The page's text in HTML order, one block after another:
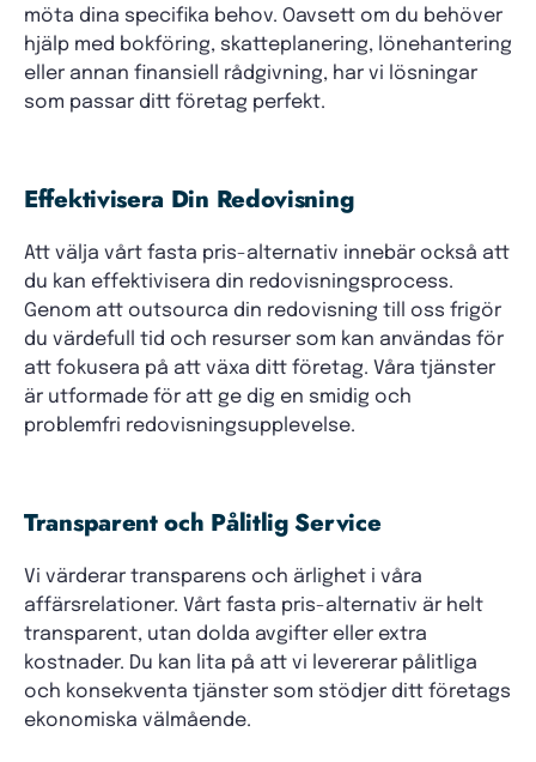
möta dina specifika behov. Oavsett om du behöver
hjälp med bokföring, skatteplanering, lönehantering
eller annan finansiell rådgivning, har vi lösningar
som passar ditt företag perfekt.
Effektivisera Din Redovisning
Att välja vårt fasta pris-alternativ innebär också att
du kan effektivisera din redovisningsprocess.
Genom att outsourca din redovisning till oss frigör
du värdefull tid och resurser som kan användas för
att fokusera på att växa ditt företag. Våra tjänster
är utformade för att ge dig en smidig och
problemfri redovisningsupplevelse.
Transparent och Pålitlig Service
Vi värderar transparens och ärlighet i våra
affärsrelationer. Vårt fasta pris-alternativ är helt
transparent, utan dolda avgifter eller extra
kostnader. Du kan lita på att vi levererar pålitliga
och konsekventa tjänster som stödjer ditt företags
ekonomiska välmående.